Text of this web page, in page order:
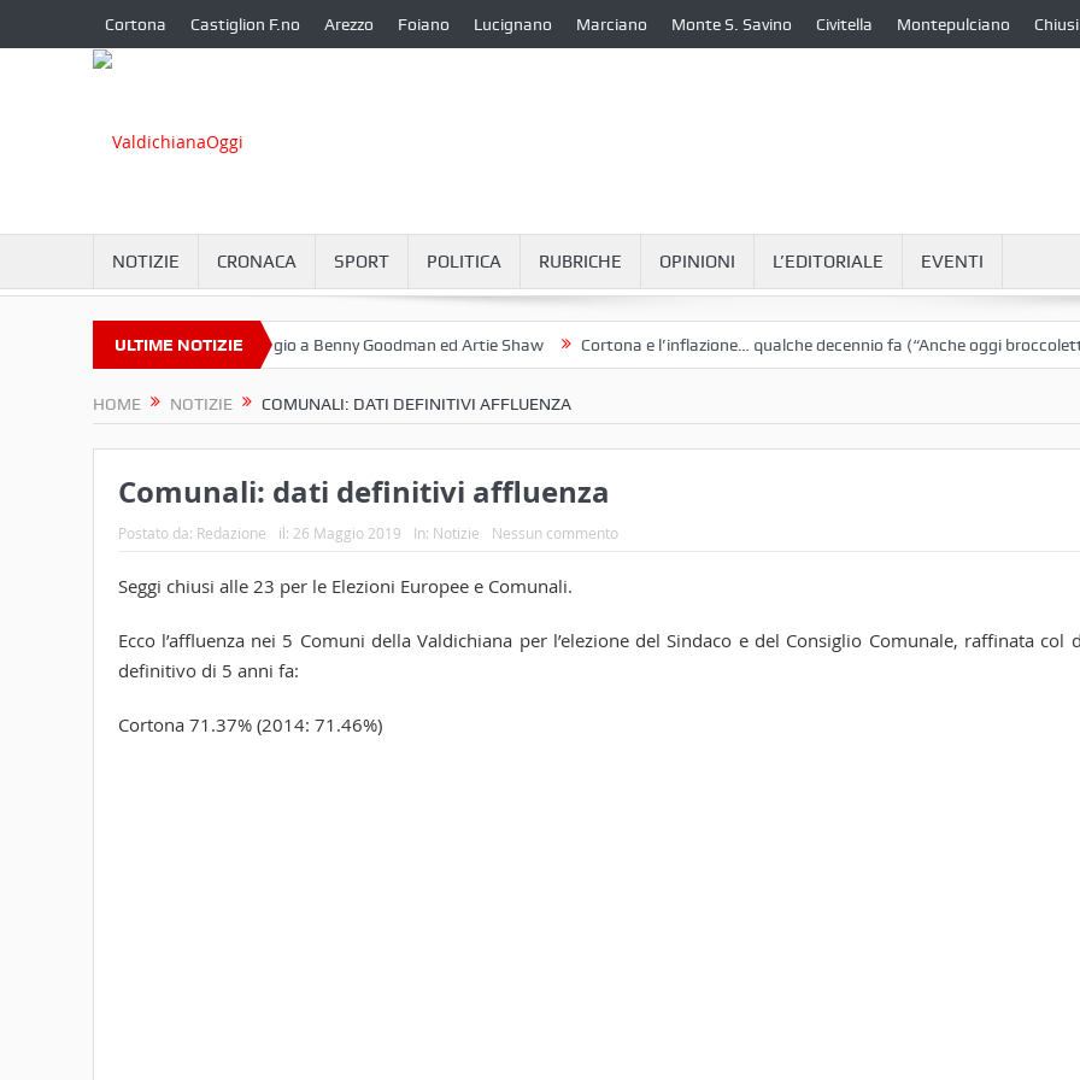
Cortona Castiglion F.no Arezzo Foiano Lucignano Marciano Monte S. Savino Civitella Montepulciano Chiusi
NOTIZIE CRONACA SPORT POLITICA RUBRICHE OPINIONI L’EDITORIALE EVENTI
ULTIME NOTIZIE
a Camucia? Omaggio a Benny Goodman ed Artie Shaw Cortona e l’inflazione… qualche decennio fa (“Anche oggi broccoletti e
HOME NOTIZIE COMUNALI: DATI DEFINITIVI AFFLUENZA
Comunali: dati definitivi affluenza
Postato da: Redazione il: 26 Maggio 2019 In: Notizie Nessun commento
Seggi chiusi alle 23 per le Elezioni Europee e Comunali.
Ecco l’affluenza nei 5 Comuni della Valdichiana per l’elezione del Sindaco e del Consiglio Comunale, raffinata col
definitivo di 5 anni fa:
Cortona 71.37% (2014: 71.46%)